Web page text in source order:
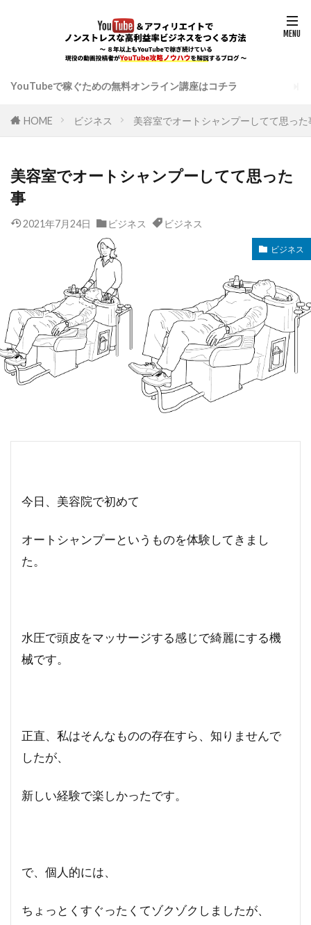
YouTubeで稼ぐための無料オンライン講座はコチラ
HOME ビジネス 美容室でオートシャンプーしてて思った
美容室でオートシャンプーしてて思った
事
2021年7月24日 ビジネス ビジネス
ビジネス
今日、美容院で初めて
オートシャンプーというものを体験してきまし
た。
水圧で頭皮をマッサージする感じで綺麗にする機
械です。
正直、私はそんなものの存在すら、知りませんで
したが、
新しい経験で楽しかったです。
で、個人的には、
ちょっとくすぐったくてゾクゾクしましたが、